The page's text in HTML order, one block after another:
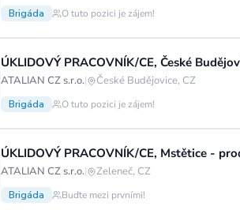
Brigáda O tuto pozici je zájem!
ATALIAN CZ s.r.o.| České Budějovice, CZ
Brigáda O tuto pozici je zájem!
ATALIAN CZ s.r.o.| Zeleneč, CZ
Brigáda Buďte mezi prvními!